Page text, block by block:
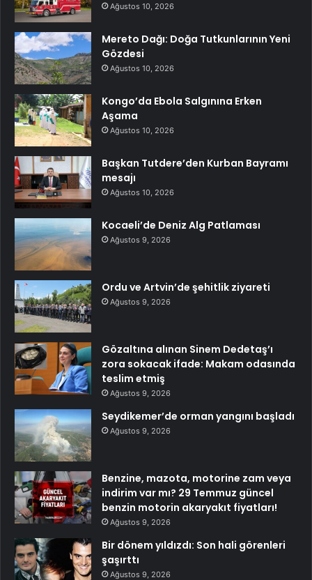
Ağustos 10, 2026
Mereto Dağı: Doğa Tutkunlarının Yeni
Gözdesi
Ağustos 10, 2026
Kongo’da Ebola Salgınına Erken
Aşama
Ağustos 10, 2026
Başkan Tutdere’den Kurban Bayramı
mesajı
Ağustos 10, 2026
Kocaeli’de Deniz Alg Patlaması
Ağustos 9, 2026
Ordu ve Artvin’de şehitlik ziyareti
Ağustos 9, 2026
Gözaltına alınan Sinem Dedetaş’ı
zora sokacak ifade: Makam odasında
teslim etmiş
Ağustos 9, 2026
Seydikemer’de orman yangını başladı
Ağustos 9, 2026
Benzine, mazota, motorine zam veya
indirim var mı? 29 Temmuz güncel
benzin motorin akaryakıt fiyatları!
Ağustos 9, 2026
Bir dönem yıldızdı: Son hali görenleri
şaşırttı
Ağustos 9, 2026